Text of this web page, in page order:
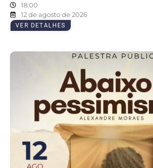
18:00
12 de agosto de 2026
VER DETALHES